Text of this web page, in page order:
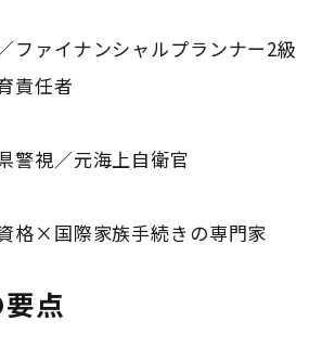
ファイナンシャルプランナー2級
責任者
警視／元海上自衛官
格×国際家族手続きの専門家
点